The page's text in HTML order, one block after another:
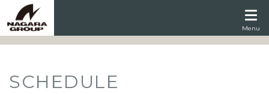
Menu
SCHEDULE